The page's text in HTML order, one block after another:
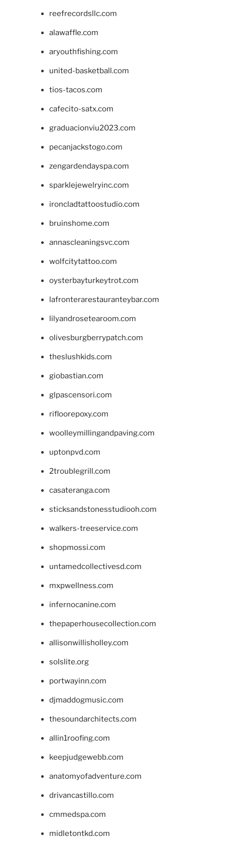
reefrecordsllc.com
alawaffle.com
aryouthfishing.com
united-basketball.com
tios-tacos.com
cafecito-satx.com
graduacionviu2023.com
pecanjackstogo.com
zengardendayspa.com
sparklejewelryinc.com
ironcladtattoostudio.com
bruinshome.com
annascleaningsvc.com
wolfcitytattoo.com
oysterbayturkeytrot.com
lafronterarestauranteybar.com
lilyandrosetearoom.com
olivesburgberrypatch.com
theslushkids.com
giobastian.com
glpascensori.com
rifloorepoxy.com
woolleymillingandpaving.com
uptonpvd.com
2troublegrill.com
casateranga.com
sticksandstonesstudiooh.com
walkers-treeservice.com
shopmossi.com
untamedcollectivesd.com
mxpwellness.com
infernocanine.com
thepaperhousecollection.com
allisonwillisholley.com
solslite.org
portwayinn.com
djmaddogmusic.com
thesoundarchitects.com
allin1roofing.com
keepjudgewebb.com
anatomyofadventure.com
drivancastillo.com
cmmedspa.com
midletontkd.com